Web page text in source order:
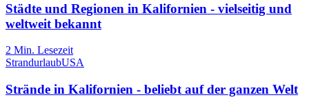
Städte und Regionen in Kalifornien - vielseitig und
weltweit bekannt
2 Min. Lesezeit
StrandurlaubUSA
Strände in Kalifornien - beliebt auf der ganzen Welt